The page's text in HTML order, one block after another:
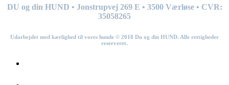
DU og din HUND • Jonstrupvej 269 E • 3500 Værløse • CVR:
35058265
Udarbejdet med kærlighed til vores hunde © 2018 Du og din HUND. Alle rettigheder
reserveret.